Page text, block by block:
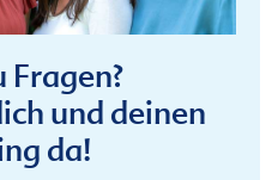
Fragen?
und deinen
da!